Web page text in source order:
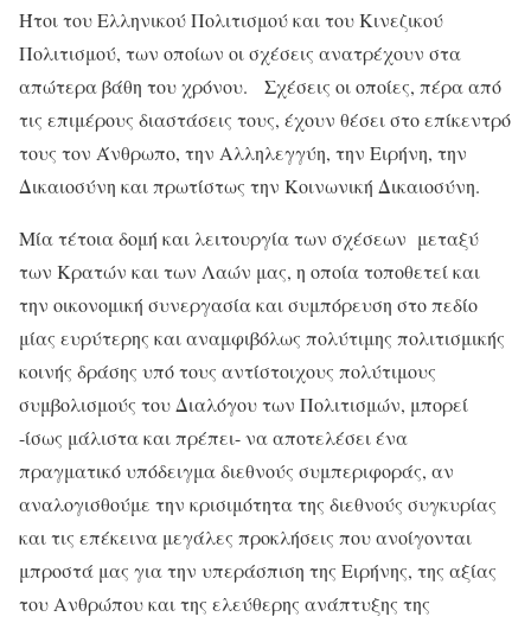
Ήτοι του Ελληνικού Πολιτισμού και του Κινεζικού
Πολιτισμού, των οποίων οι σχέσεις ανατρέχουν στα
απώτερα βάθη του χρόνου. Σχέσεις οι οποίες, πέρα από
τις επιμέρους διαστάσεις τους, έχουν θέσει στο επίκεντρό
τους τον Άνθρωπο, την Αλληλεγγύη, την Ειρήνη, την
Δικαιοσύνη και πρωτίστως την Κοινωνική Δικαιοσύνη.
Μία τέτοια δομή και λειτουργία των σχέσεων μεταξύ
των Κρατών και των Λαών μας, η οποία τοποθετεί και
την οικονομική συνεργασία και συμπόρευση στο πεδίο
μίας ευρύτερης και αναμφιβόλως πολύτιμης πολιτισμικής
κοινής δράσης υπό τους αντίστοιχους πολύτιμους
συμβολισμούς του Διαλόγου των Πολιτισμών, μπορεί
-ίσως μάλιστα και πρέπει- να αποτελέσει ένα
πραγματικό υπόδειγμα διεθνούς συμπεριφοράς, αν
αναλογισθούμε την κρισιμότητα της διεθνούς συγκυρίας
και τις επέκεινα μεγάλες προκλήσεις που ανοίγονται
μπροστά μας για την υπεράσπιση της Ειρήνης, της αξίας
του Ανθρώπου και της ελεύθερης ανάπτυξης της